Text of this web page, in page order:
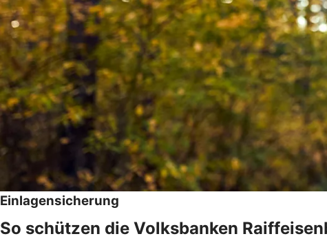
Einlagensicherung
So schützen die Volksbanken